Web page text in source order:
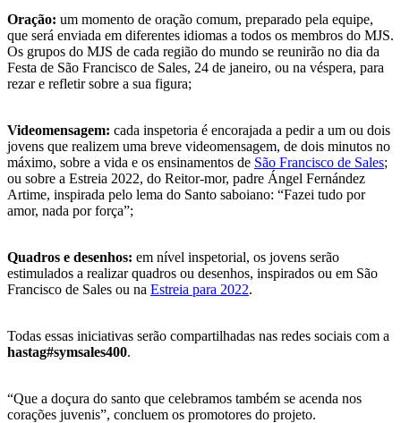
Oração: um momento de oração comum, preparado pela equipe,
que será enviada em diferentes idiomas a todos os membros do MJS.
Os grupos do MJS de cada região do mundo se reunirão no dia da
Festa de São Francisco de Sales, 24 de janeiro, ou na véspera, para
rezar e refletir sobre a sua figura;
Videomensagem: cada inspetoria é encorajada a pedir a um ou dois
jovens que realizem uma breve videomensagem, de dois minutos no
máximo, sobre a vida e os ensinamentos de São Francisco de Sales;
ou sobre a Estreia 2022, do Reitor-mor, padre Ángel Fernández
Artime, inspirada pelo lema do Santo saboiano: “Fazei tudo por
amor, nada por força”;
Quadros e desenhos: em nível inspetorial, os jovens serão
estimulados a realizar quadros ou desenhos, inspirados ou em São
Francisco de Sales ou na Estreia para 2022.
Todas essas iniciativas serão compartilhadas nas redes sociais com a
hastag#symsales400.
“Que a doçura do santo que celebramos também se acenda nos
corações juvenis”, concluem os promotores do projeto.